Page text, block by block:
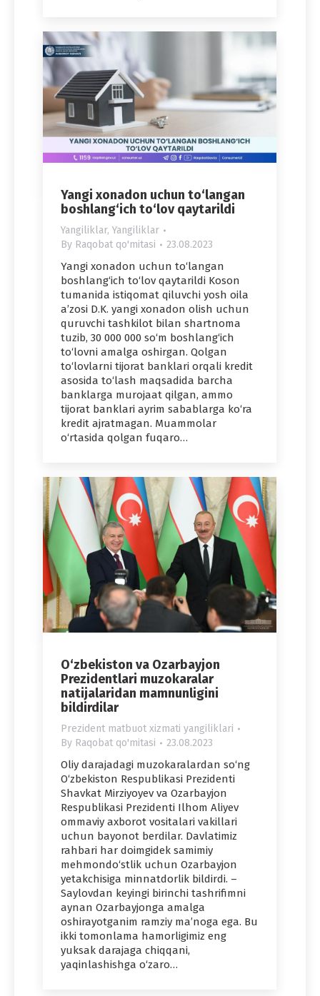
Yangi xonadon uchun to‘langan
boshlang‘ich to‘lov qaytarildi
Yangiliklar, Yangiliklar
By Raqobat qo'mitasi 23.08.2023
Yangi xonadon uchun to‘langan
boshlang‘ich to‘lov qaytarildi Koson
tumanida istiqomat qiluvchi yosh oila
a’zosi D.K. yangi xonadon olish uchun
quruvchi tashkilot bilan shartnoma
tuzib, 30 000 000 so‘m boshlang‘ich
to‘lovni amalga oshirgan. Qolgan
to‘lovlarni tijorat banklari orqali kredit
asosida to‘lash maqsadida barcha
banklarga murojaat qilgan, ammo
tijorat banklari ayrim sabablarga ko‘ra
kredit ajratmagan. Muammolar
o‘rtasida qolgan fuqaro…
O‘zbekiston va Ozarbayjon
Prezidentlari muzokaralar
natijalaridan mamnunligini
bildirdilar
Prezident matbuot xizmati yangiliklari
By Raqobat qo'mitasi 23.08.2023
Oliy darajadagi muzokaralardan so‘ng
O‘zbekiston Respublikasi Prezidenti
Shavkat Mirziyoyev va Ozarbayjon
Respublikasi Prezidenti Ilhom Aliyev
ommaviy axborot vositalari vakillari
uchun bayonot berdilar. Davlatimiz
rahbari har doimgidek samimiy
mehmondo‘stlik uchun Ozarbayjon
yetakchisiga minnatdorlik bildirdi. –
Saylovdan keyingi birinchi tashrifimni
aynan Ozarbayjonga amalga
oshirayotganim ramziy ma’noga ega. Bu
ikki tomonlama hamorligimiz eng
yuksak darajaga chiqqani,
yaqinlashishga o‘zaro…